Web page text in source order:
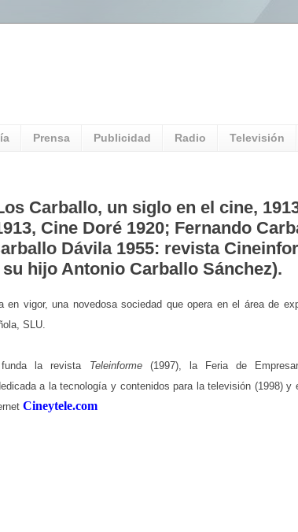
Prensa Publicidad Radio Televisión
Carballo, un siglo en el cine,
Cine Doré 1920; Fernando
Dávila 1955: revista
hijo Antonio Carballo Sánchez).
vigor, una novedosa sociedad que opera en el área de
SLU.
funda la revista Teleinforme(1997), la Feria de
a la tecnología y contenidos para la televisión (1998) y
Cineytele.com